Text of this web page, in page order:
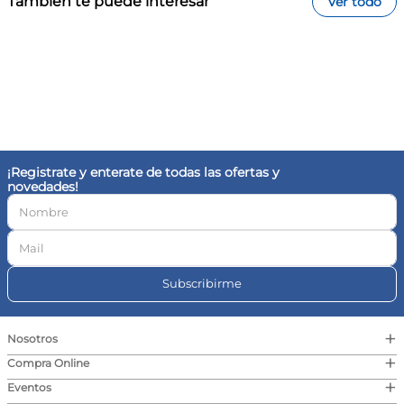
¡Registrate y enterate de todas las ofertas y
novedades!
Subscribirme
Nosotros +
Compra Online +
Eventos
+